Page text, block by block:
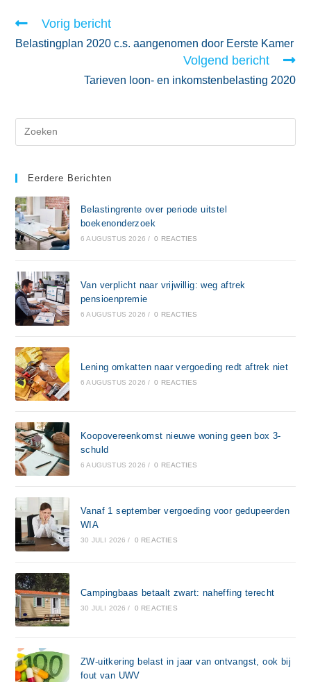
Vorig bericht
Belastingplan 2020 c.s. aangenomen door Eerste Kamer
Volgend bericht
Tarieven loon- en inkomstenbelasting 2020
Eerdere Berichten
Belastingrente over periode uitstel
boekenonderzoek
6 AUGUSTUS 2026 / 0 REACTIES
Van verplicht naar vrijwillig: weg aftrek
pensioenpremie
6 AUGUSTUS 2026 / 0 REACTIES
Lening omkatten naar vergoeding redt aftrek niet
6 AUGUSTUS 2026 / 0 REACTIES
Koopovereenkomst nieuwe woning geen box 3-
schuld
6 AUGUSTUS 2026 / 0 REACTIES
Vanaf 1 september vergoeding voor gedupeerden
WIA
30 JULI 2026 / 0 REACTIES
Campingbaas betaalt zwart: naheffing terecht
30 JULI 2026 / 0 REACTIES
ZW-uitkering belast in jaar van ontvangst, ook bij
fout van UWV